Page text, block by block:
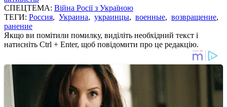
СПЕЦТЕМА: Війна Росії з Україною
ТЕГИ: Россия, Украина, украинцы, военные, возвращение,
ранение
Якщо ви помітили помилку, виділіть необхідний текст і
натисніть Ctrl + Enter, щоб повідомити про це редакцію.